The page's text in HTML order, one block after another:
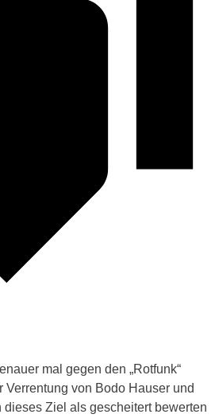
mal gegen den „Rotfunk“
Verrentung von Bodo Hauser und
dieses Ziel als gescheitert bewerten